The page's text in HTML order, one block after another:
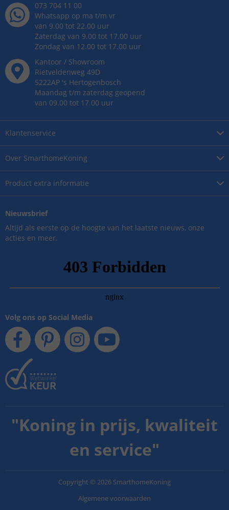
Over SmarthomeKoning
Product extra informatie
Klantenservice
073 704 11 00
Whatsapp op ma t/m vr
van 9.00 tot 22.00 uur
Zaterdag van 9.00 tot 17.00 uur
Zondag van 12.00 tot 17.00 uur
Kantoor / Showroom
Rietveldenweg 49D
5222AP 's Hertogenbosch
Maandag t/m zaterdag geopend
van 09.00 tot 17.00 uur
Nieuwsbrief
Altijd als eerste op de hoogte van het laatste nieuws, onze
acties en meer.
Volg ons op Social Media
"Koning in prijs, kwaliteit
en service"
Copyright © 2026 SmarthomeKoning
Algemene voorwaarden